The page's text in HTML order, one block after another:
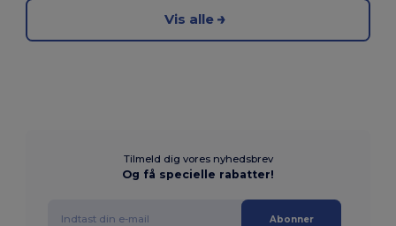
Vis alle
Tilmeld dig vores nyhedsbrev
Og få specielle rabatter!
Abonner